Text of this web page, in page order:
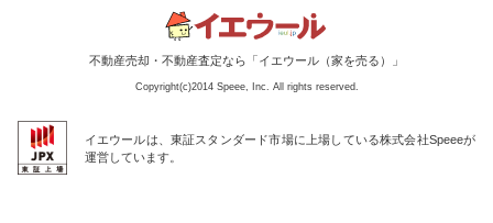
不動産売却・不動産査定なら「イエウール（家を売る）」
Copyright(c)2014 Speee, Inc. All rights reserved.
イエウールは、東証スタンダード市場に上場している株式会社Speeeが
運営しています。